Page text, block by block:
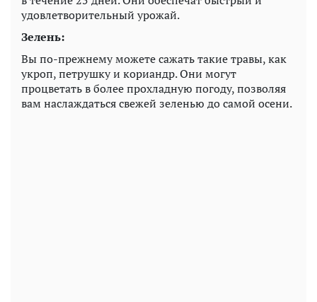
удовлетворительный урожай.
Зелень:
Вы по-прежнему можете сажать такие травы, как
укроп, петрушку и кориандр. Они могут
процветать в более прохладную погоду, позволяя
вам наслаждаться свежей зеленью до самой осени.